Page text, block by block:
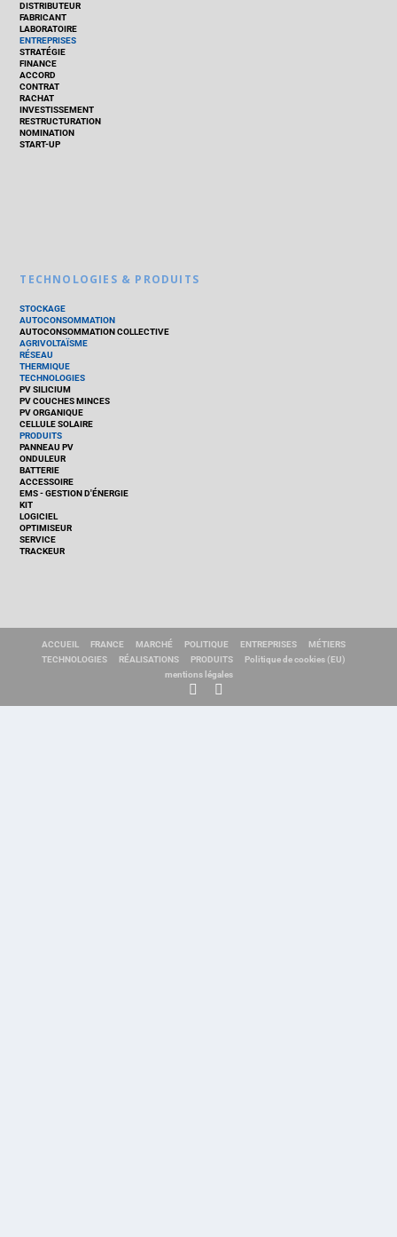
DISTRIBUTEUR
FABRICANT
LABORATOIRE
ENTREPRISES
STRATÉGIE
FINANCE
ACCORD
CONTRAT
RACHAT
INVESTISSEMENT
RESTRUCTURATION
NOMINATION
START-UP
TECHNOLOGIES & PRODUITS
STOCKAGE
AUTOCONSOMMATION
AUTOCONSOMMATION COLLECTIVE
AGRIVOLTAÏSME
RÉSEAU
THERMIQUE
TECHNOLOGIES
PV SILICIUM
PV COUCHES MINCES
PV ORGANIQUE
CELLULE SOLAIRE
PRODUITS
PANNEAU PV
ONDULEUR
BATTERIE
ACCESSOIRE
EMS - GESTION D'ÉNERGIE
KIT
LOGICIEL
OPTIMISEUR
SERVICE
TRACKEUR
ACCUEIL FRANCE MARCHÉ POLITIQUE ENTREPRISES
MÉTIERS
TECHNOLOGIES
RÉALISATIONS PRODUITS
Politique de cookies (EU)
mentions légales